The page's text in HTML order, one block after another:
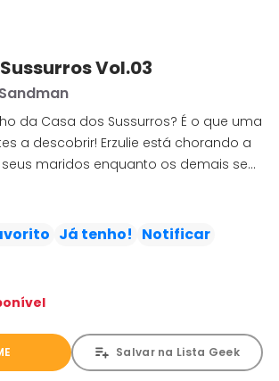
Vol.03
da Casa dos Sussurros? É o que uma
a descobrir! Erzulie está chorando a
maridos enquanto os demais se
permanecer ao lado dela. Mas,
tem os olhos no lugar de Erzulie,
de aliados - incluindo Papa Meia-Noite -
Já tenho! Notificar
Salvar na Lista Geek